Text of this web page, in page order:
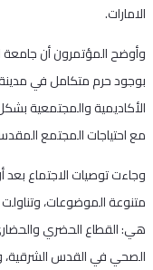
الامارات.
وأوضح المؤتمرون أن جامعة
بوجود حرم متكامل في
الأكاديمية والمجتمعية بشكل
مع احتياجات المجتمع
وجاءت توصيات الاجتماع
متنوعة الموضوعات،
هي: القطاع الحضري
الصحي في القدس الشرقية،